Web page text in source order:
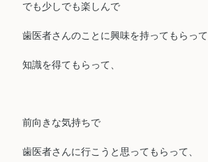
でも少しでも楽しんで
歯医者さんのことに興味を持ってもらって
知識を得てもらって、
前向きな気持ちで
歯医者さんに行こうと思ってもらって、